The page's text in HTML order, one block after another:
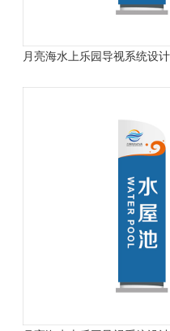
月亮海水上乐园导视系统设